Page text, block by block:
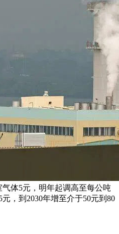
体5元，明年起调高至每公吨
，到2030年增至介于50元到80